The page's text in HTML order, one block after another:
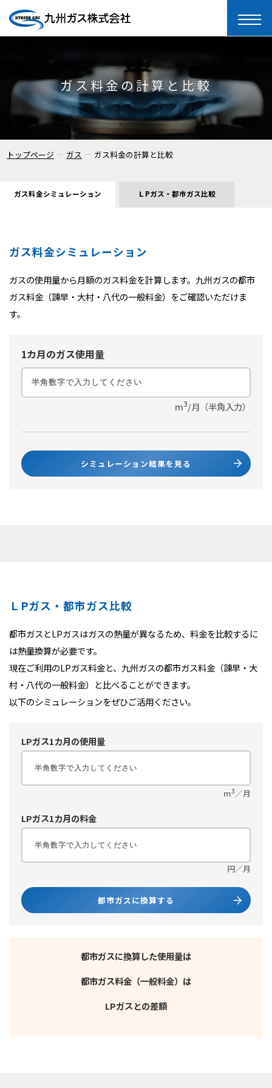
toggle
ガス料金の計算と比較
トップページ ガス ガス料金の計算と比較
ガス料金シミュレーション ＬPガス・都市ガス比較
ガス料金シミュレーション
ガスの使用量から月額のガス料金を計算します。九州ガスの都市
ガス料金（諫早・大村・八代の一般料金）をご確認いただけま
す。
1カ月のガス使用量
m3/月（半角入力）
ＬPガス・都市ガス比較
都市ガスとLPガスはガスの熱量が異なるため、料金を比較するに
は熱量換算が必要です。
現在ご利用のLPガス料金と、九州ガスの都市ガス料金（諫早・大
村・八代の一般料金）と比べることができます。
以下のシミュレーションをぜひご活用ください。
LPガス1カ月の使用量
m3／月
LPガス1カ月の料金
円／月
都市ガスに換算した使用量は
都市ガス料金（一般料金）は
LPガスとの差額